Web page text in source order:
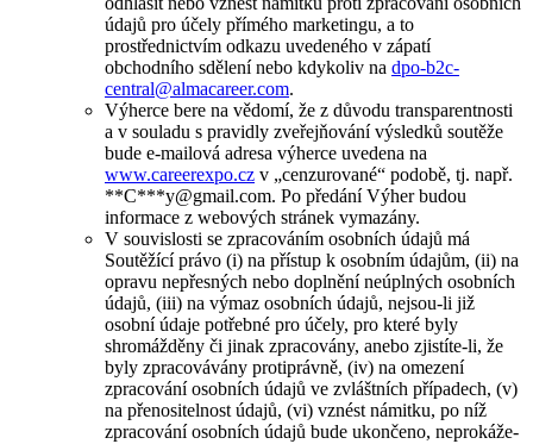
údajů pro účely přímého marketingu, a to
prostřednictvím odkazu uvedeného v zápatí
obchodního sdělení nebo kdykoliv na dpo-b2c-
central@almacareer.com.
Výherce bere na vědomí, že z důvodu transparentnosti
a v souladu s pravidly zveřejňování výsledků soutěže
bude e-mailová adresa výherce uvedena na
www.careerexpo.cz v „cenzurované“ podobě, tj. např.
**C***y@gmail.com. Po předání Výher budou
informace z webových stránek vymazány.
V souvislosti se zpracováním osobních údajů má
Soutěžící právo (i) na přístup k osobním údajům, (ii) na
opravu nepřesných nebo doplnění neúplných osobních
údajů, (iii) na výmaz osobních údajů, nejsou-li již
osobní údaje potřebné pro účely, pro které byly
shromážděny či jinak zpracovány, anebo zjistíte-li, že
byly zpracovávány protiprávně, (iv) na omezení
zpracování osobních údajů ve zvláštních případech, (v)
na přenositelnost údajů, (vi) vznést námitku, po níž
zpracování osobních údajů bude ukončeno, neprokáže-